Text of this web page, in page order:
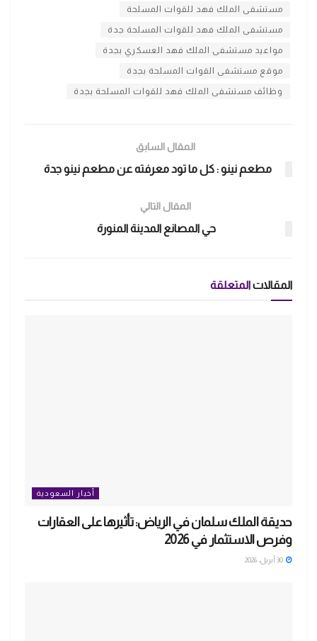
مستشفى الملك فهد للقوات المسلحة
مستشفى الملك فهد للقوات المسلحة جدة
مواعيد مستشفى الملك فهد العسكري بجدة
موقع مستشفى القوات المسلحة بجدة
وظائف مستشفى الملك فهد للقوات المسلحة بجدة
المقال السابق
مطعم نينو : كل ما تود معرفته عن مطعم نينو جدة
المقال التالي
حي المصانع المدينة المنورة
المقالاتالمتعلقة
أخبار السعودية
حديقة الملك سلمان في الرياض: تأثيرها على العقارات
وفرص الاستثمار في 2026